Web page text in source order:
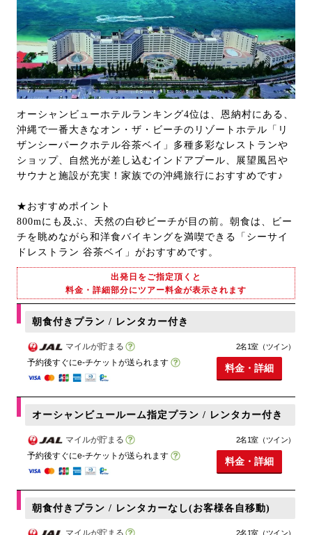
オーシャンビューホテルランキング4位は、恩納村にある、
沖縄で一番大きなオン・ザ・ビーチのリゾートホテル「リ
ザンシーパークホテル谷茶ベイ」多種多彩なレストランや
ショップ、自然光が差し込むインドアプール、展望風呂や
サウナと施設が充実！家族での沖縄旅行におすすめです♪
★おすすめポイント
800mにも及ぶ、天然の白砂ビーチが目の前。朝食は、ビー
チを眺めながら和洋食バイキングを満喫できる「シーサイ
ドレストラン 谷茶ベイ」がおすすめです。
出発日をご指定頂くと
料金・詳細部分にツアー料金が表示されます
朝食付きプラン / レンタカー付き
マイルが貯まる
予約後すぐにe-チケットが送られます
2名1室（ツイン）
料金・詳細
オーシャンビュールーム指定プラン / レンタカー付き
マイルが貯まる
予約後すぐにe-チケットが送られます
2名1室（ツイン）
料金・詳細
朝食付きプラン / レンタカーなし(お客様各自移動)
マイルが貯まる
2名1室（ツイン）